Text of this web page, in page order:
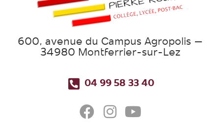
600, avenue du Campus Agropolis –
34980 Montferrier-sur-Lez
04 99 58 33 40